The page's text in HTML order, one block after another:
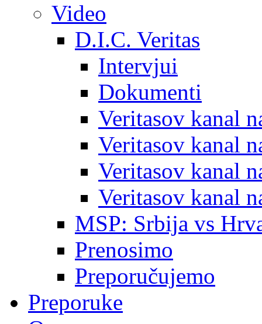
Video
D.I.C. Veritas
Intervjui
Dokumenti
Veritasov kanal
Veritasov kanal
Veritasov kanal
Veritasov kanal
MSP: Srbija vs
Prenosimo
Preporučujemo
Preporuke